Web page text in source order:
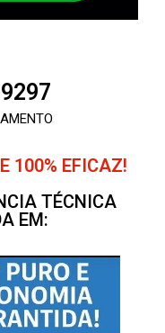
100% EFICAZ!
TÉCNICA
EM: